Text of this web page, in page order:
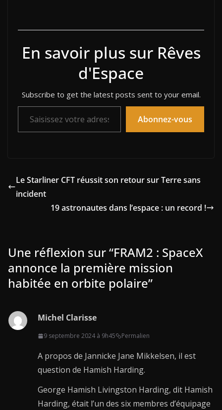
En savoir plus sur Rêves
d'Espace
Subscribe to get the latest posts sent to your email.
Saisissez votre adresse e-mail…
Abonnez-vous
Le Starliner CFT réussit son retour sur Terre sans
incident
19 astronautes dans l’espace : un record !
Une réflexion sur “FRAM2 : SpaceX
annonce la première mission
habitée en orbite polaire”
Michel Clarisse
9 septembre 2024 à 9h45 Permalien
A propos de Jannicke Jane Mikkelsen, il est
question de Hamish Harding.
George Hamish Livingston Harding, dit Hamish
Harding, était l’un des six membres d’équipage